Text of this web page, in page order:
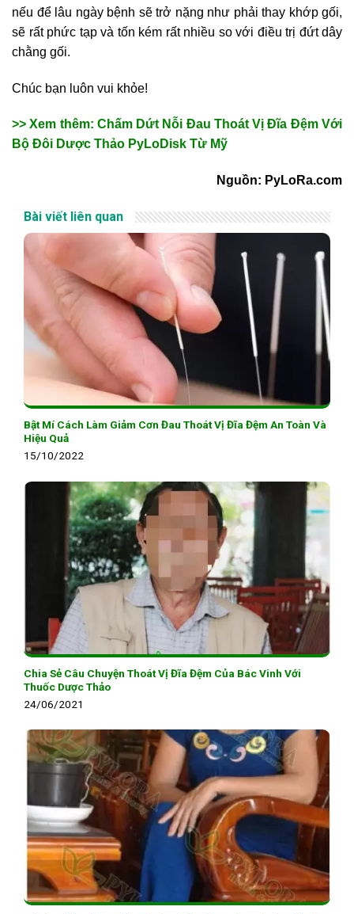
nếu để lâu ngày bệnh sẽ trở nặng như phải thay khớp gối,
sẽ rất phức tạp và tốn kém rất nhiều so với điều trị đứt dây
chằng gối.
Chúc bạn luôn vui khỏe!
>> Xem thêm: Chấm Dứt Nỗi Đau Thoát Vị Đĩa Đệm Với
Bộ Đôi Dược Thảo PyLoDisk Từ Mỹ
Nguồn: PyLoRa.com
Bài viết liên quan
Bật Mí Cách Làm Giảm Cơn Đau Thoát Vị Đĩa Đệm An Toàn Và
Hiệu Quả
15/10/2022
Chia Sẻ Câu Chuyện Thoát Vị Đĩa Đệm Của Bác Vinh Với
Thuốc Dược Thảo
24/06/2021